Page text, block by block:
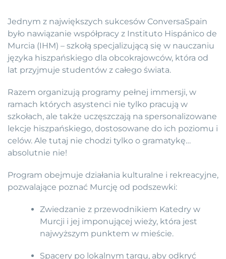
Jednym z największych sukcesów ConversaSpain
było nawiązanie współpracy z Instituto Hispánico de
Murcia (IHM) – szkołą specjalizującą się w nauczaniu
języka hiszpańskiego dla obcokrajowców, która od
lat przyjmuje studentów z całego świata.
Razem organizują programy pełnej immersji, w
ramach których asystenci nie tylko pracują w
szkołach, ale także uczęszczają na spersonalizowane
lekcje hiszpańskiego, dostosowane do ich poziomu i
celów. Ale tutaj nie chodzi tylko o gramatykę…
absolutnie nie!
Program obejmuje działania kulturalne i rekreacyjne,
pozwalające poznać Murcję od podszewki:
Zwiedzanie z przewodnikiem Katedry w
Murcji i jej imponującej wieży, która jest
najwyższym punktem w mieście.
Spacery po lokalnym targu, aby odkryć